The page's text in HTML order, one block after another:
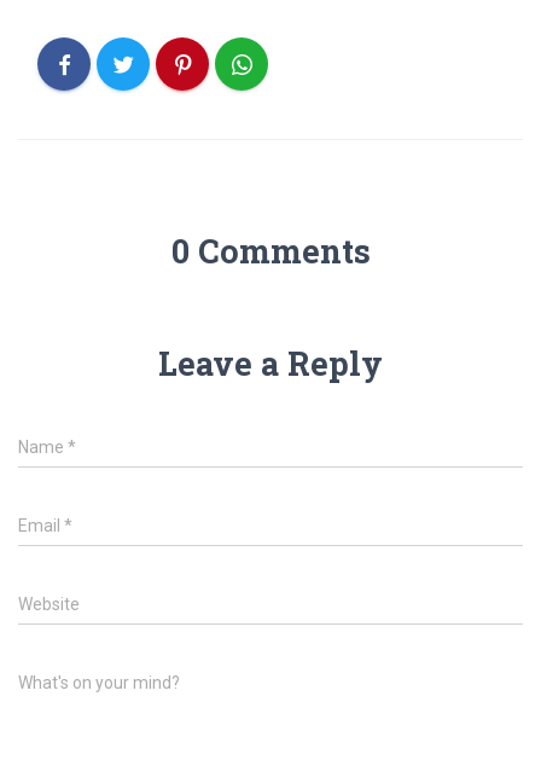
0 Comments
Leave a Reply
Name *
Email *
Website
What's on your mind?